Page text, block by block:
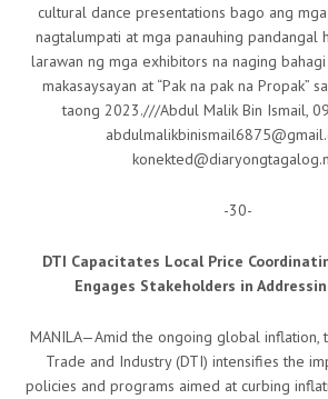
cultural dance presentations bago ang
nagtalumpati at mga panauhing pandangal
larawan ng mga exhibitors na naging
makasaysayan at “Pak na pak na Propak”
taong 2023.///Abdul Malik Bin Ismail,
-30-
DTI Capacitates Local Price
Engages Stakeholders in
MANILA—Amid the ongoing global inflation,
Trade and Industry (DTI) intensifies the
policies and programs aimed at curbing